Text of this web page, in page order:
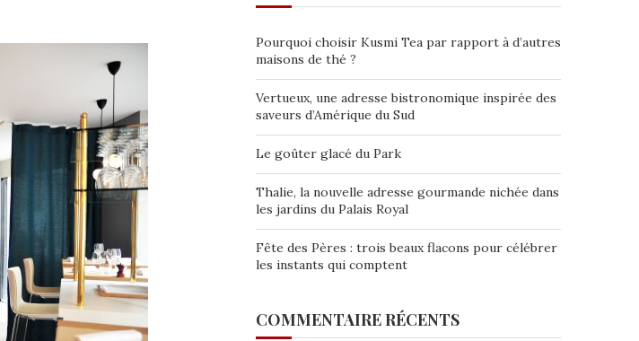
Pourquoi choisir Kusmi Tea par rapport à d’autres
maisons de thé ?
Vertueux, une adresse bistronomique inspirée des
saveurs d’Amérique du Sud
Le goûter glacé du Park
Thalie, la nouvelle adresse gourmande nichée dans
les jardins du Palais Royal
Fête des Pères : trois beaux flacons pour célébrer
les instants qui comptent
COMMENTAIRE RÉCENTS